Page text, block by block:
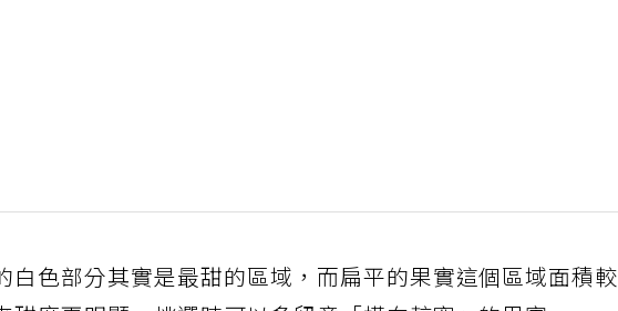
白色部分其實是最甜的區域，而扁平的果實這個區域面積較